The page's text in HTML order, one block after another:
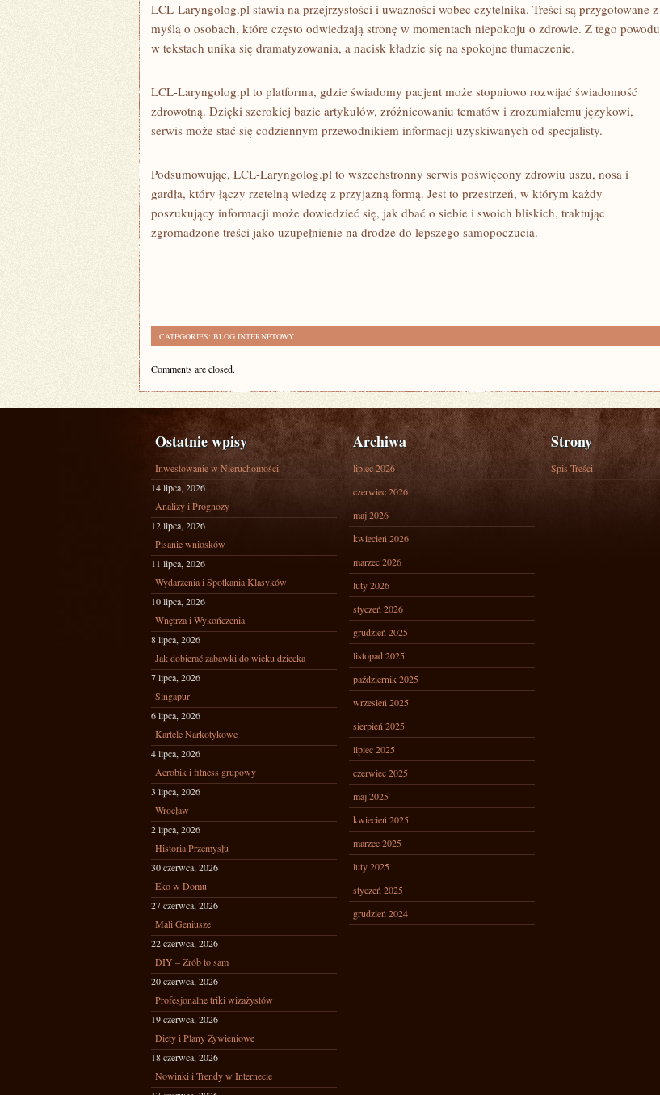
LCL-Laryngolog.pl stawia na przejrzystości i uważności wobec czytelnika. Treści są przygotowane z
myślą o osobach, które często odwiedzają stronę w momentach niepokoju o zdrowie. Z tego powodu
w tekstach unika się dramatyzowania, a nacisk kładzie się na spokojne tłumaczenie.
LCL-Laryngolog.pl to platforma, gdzie świadomy pacjent może stopniowo rozwijać świadomość
zdrowotną. Dzięki szerokiej bazie artykułów, zróżnicowaniu tematów i zrozumiałemu językowi,
serwis może stać się codziennym przewodnikiem informacji uzyskiwanych od specjalisty.
Podsumowując, LCL-Laryngolog.pl to wszechstronny serwis poświęcony zdrowiu uszu, nosa i
gardła, który łączy rzetelną wiedzę z przyjazną formą. Jest to przestrzeń, w którym każdy
poszukujący informacji może dowiedzieć się, jak dbać o siebie i swoich bliskich, traktując
zgromadzone treści jako uzupełnienie na drodze do lepszego samopoczucia.
CATEGORIES: BLOG INTERNETOWY
Comments are closed.
Ostatnie wpisy
Inwestowanie w Nieruchomości
14 lipca, 2026
Analizy i Prognozy
12 lipca, 2026
Pisanie wniosków
11 lipca, 2026
Wydarzenia i Spotkania Klasyków
10 lipca, 2026
Wnętrza i Wykończenia
8 lipca, 2026
Jak dobierać zabawki do wieku dziecka
7 lipca, 2026
Singapur
6 lipca, 2026
Kartele Narkotykowe
4 lipca, 2026
Aerobik i fitness grupowy
3 lipca, 2026
Wrocław
2 lipca, 2026
Historia Przemysłu
30 czerwca, 2026
Eko w Domu
27 czerwca, 2026
Mali Geniusze
22 czerwca, 2026
DIY – Zrób to sam
20 czerwca, 2026
Profesjonalne triki wizażystów
19 czerwca, 2026
Diety i Plany Żywieniowe
18 czerwca, 2026
Nowinki i Trendy w Internecie
Archiwa
lipiec 2026
czerwiec 2026
maj 2026
kwiecień 2026
marzec 2026
luty 2026
styczeń 2026
grudzień 2025
listopad 2025
październik 2025
wrzesień 2025
sierpień 2025
lipiec 2025
czerwiec 2025
maj 2025
kwiecień 2025
marzec 2025
luty 2025
styczeń 2025
grudzień 2024
Strony
Spis Treści